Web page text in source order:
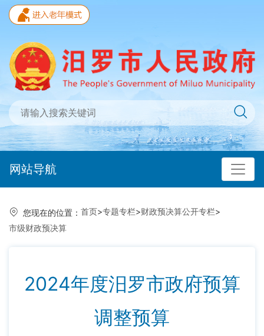
网站导航
您现在的位置： 首页>专题专栏>财政预决算公开专栏>
市级财政预决算
2024年度汨罗市政府预算
调整预算